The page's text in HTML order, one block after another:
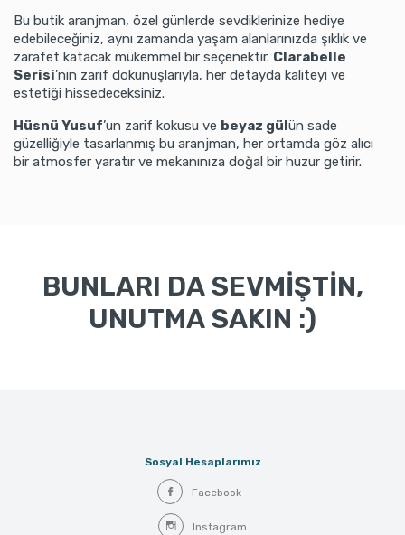
Bu butik aranjman, özel günlerde sevdiklerinize hediye
edebileceğiniz, aynı zamanda yaşam alanlarınızda şıklık ve
zarafet katacak mükemmel bir seçenektir. Clarabelle
Serisi’nin zarif dokunuşlarıyla, her detayda kaliteyi ve
estetiği hissedeceksiniz.
Hüsnü Yusuf’un zarif kokusu ve beyaz gülün sade
güzelliğiyle tasarlanmış bu aranjman, her ortamda göz alıcı
bir atmosfer yaratır ve mekanınıza doğal bir huzur getirir.
BUNLARI DA SEVMİŞTİN,
UNUTMA SAKIN :)
Sosyal Hesaplarımız
Facebook
Instagram